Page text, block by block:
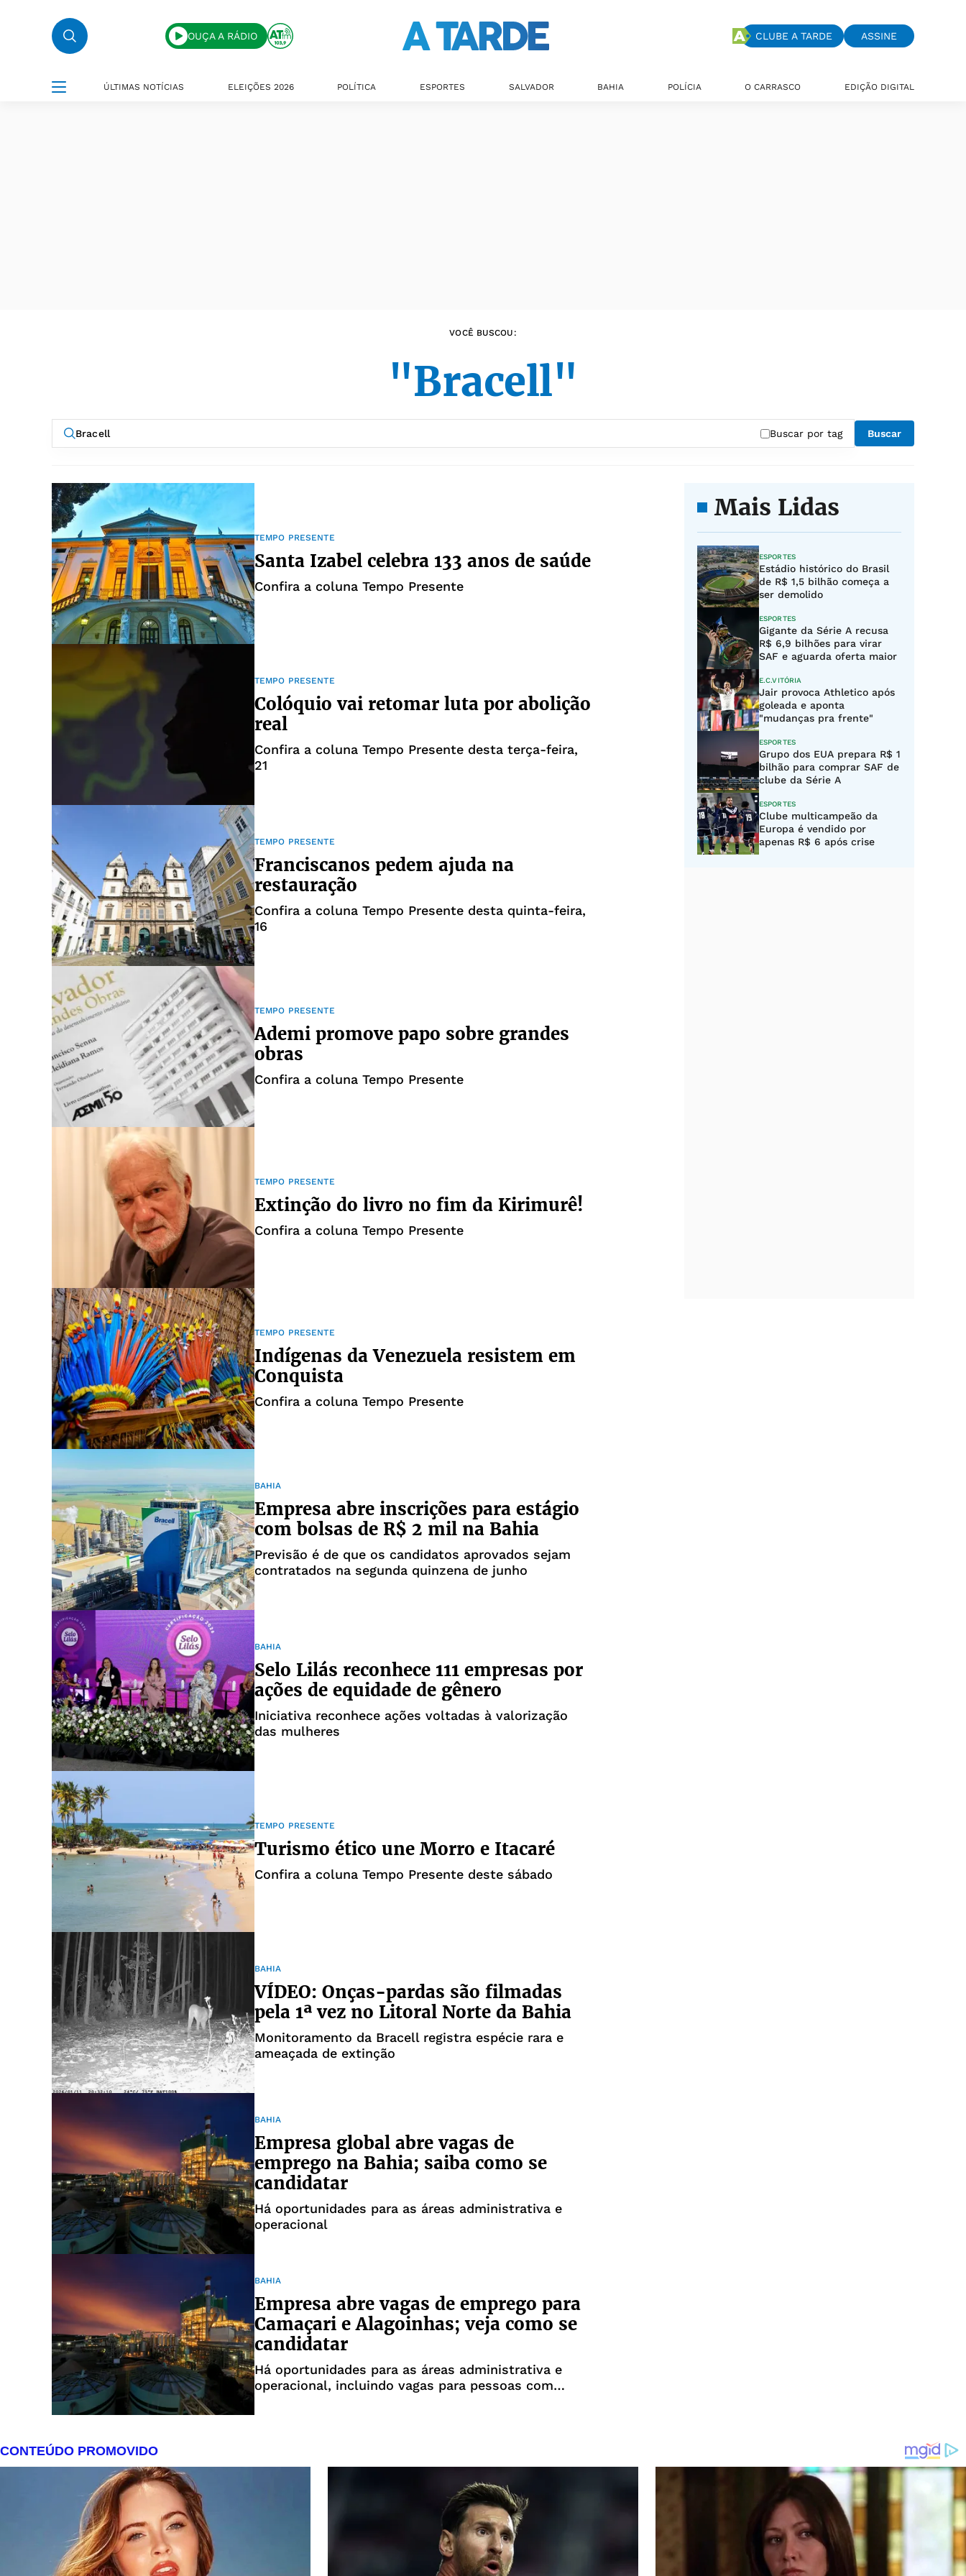
OUÇA A RÁDIO CLUBE A TARDE ASSINE
ÚLTIMAS NOTÍCIAS ELEIÇÕES 2026 POLÍTICA ESPORTES SALVADOR BAHIA POLÍCIA O CARRASCO EDIÇÃO DIGITAL
VOCÊ BUSCOU:
"Bracell"
Buscar por tag Buscar
TEMPO PRESENTE
Santa Izabel celebra 133 anos de saúde
Confira a coluna Tempo Presente
TEMPO PRESENTE
Colóquio vai retomar luta por abolição
real
Confira a coluna Tempo Presente desta terça-feira,
21
TEMPO PRESENTE
Franciscanos pedem ajuda na
restauração
Confira a coluna Tempo Presente desta quinta-feira,
16
TEMPO PRESENTE
Ademi promove papo sobre grandes
obras
Confira a coluna Tempo Presente
TEMPO PRESENTE
Extinção do livro no fim da Kirimurê!
Confira a coluna Tempo Presente
TEMPO PRESENTE
Indígenas da Venezuela resistem em
Conquista
Confira a coluna Tempo Presente
BAHIA
Empresa abre inscrições para estágio
com bolsas de R$ 2 mil na Bahia
Previsão é de que os candidatos aprovados sejam
contratados na segunda quinzena de junho
BAHIA
Selo Lilás reconhece 111 empresas por
ações de equidade de gênero
Iniciativa reconhece ações voltadas à valorização
das mulheres
TEMPO PRESENTE
Turismo ético une Morro e Itacaré
Confira a coluna Tempo Presente deste sábado
BAHIA
VÍDEO: Onças-pardas são filmadas
pela 1ª vez no Litoral Norte da Bahia
Monitoramento da Bracell registra espécie rara e
ameaçada de extinção
BAHIA
Empresa global abre vagas de
emprego na Bahia; saiba como se
candidatar
Há oportunidades para as áreas administrativa e
operacional
BAHIA
Empresa abre vagas de emprego para
Camaçari e Alagoinhas; veja como se
candidatar
Há oportunidades para as áreas administrativa e
operacional, incluindo vagas para pessoas com
Mais Lidas
ESPORTES
Estádio histórico do Brasil
de R$ 1,5 bilhão começa a
ser demolido
ESPORTES
Gigante da Série A recusa
R$ 6,9 bilhões para virar
SAF e aguarda oferta maior
E.C.VITÓRIA
Jair provoca Athletico após
goleada e aponta
"mudanças pra frente"
ESPORTES
Grupo dos EUA prepara R$ 1
bilhão para comprar SAF de
clube da Série A
ESPORTES
Clube multicampeão da
Europa é vendido por
apenas R$ 6 após crise